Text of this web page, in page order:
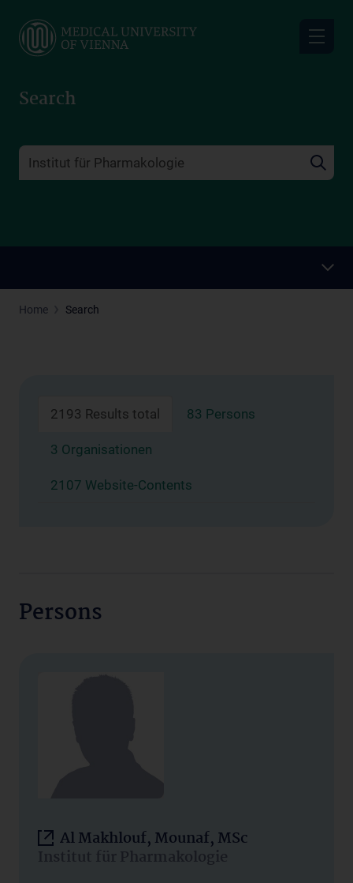
main
Search
Home Search
2193 Results total 83 Persons
3 Organisationen
2107 Website-Contents
Persons
Al Makhlouf, Mounaf, MSc
Institut für Pharmakologie